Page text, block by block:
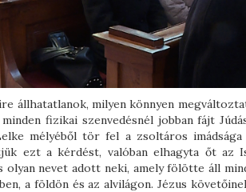
állhatatlanok, milyen könnyen
fizikai szenvedésnél jobban fájt
mélyéből tör fel a zsoltáros
ezt a kérdést, valóban elhagyta őt az
olyan nevet adott neki, amely fölötte áll
a földön és az alvilágon. Jézus